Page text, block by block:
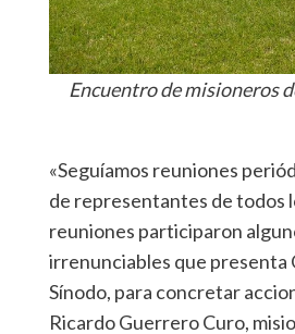
Encuentro de misioneros
«Seguíamos reuniones
de representantes de todos
reuniones participaron
irrenunciables que presenta
Sínodo, para concretar
Ricardo Guerrero Curo,